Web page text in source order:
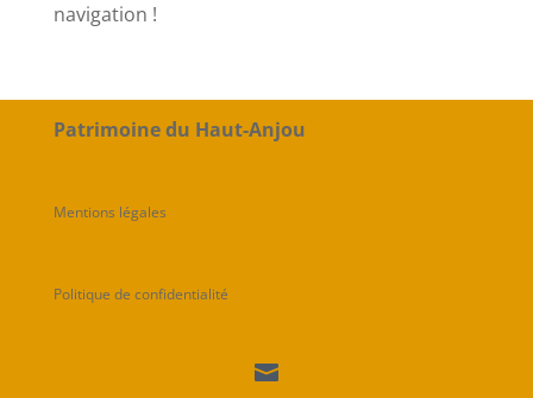
navigation !
Patrimoine du Haut-Anjou
Mentions légales
Politique de confidentialité
